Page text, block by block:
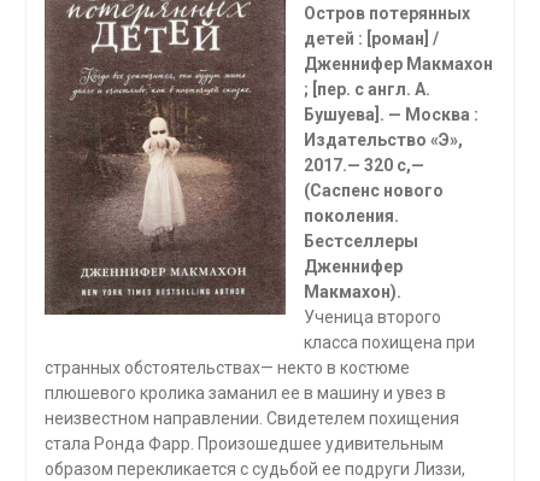
Остров потерянных
детей : [роман] /
Дженнифер Макмахон
; [пер. с англ. А.
Бушуева]. — Москва :
Издательство «Э»,
2017.— 320 с,—
(Саспенс нового
поколения.
Бестселлеры
Дженнифер
Макмахон).
Ученица второго
класса похищена при
странных обстоятельствах— некто в костюме
плюшевого кролика заманил ее в машину и увез в
неизвестном направлении. Свидетелем похищения
стала Ронда Фарр. Произошедшее удивительным
образом перекликается с судьбой ее подруги Лиззи,